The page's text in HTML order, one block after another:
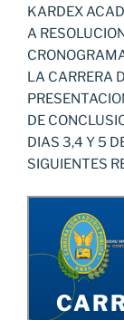
KARDEX
A
LA CARRERA
DE
DIAS 3,4 Y 5
SIGUIENTES